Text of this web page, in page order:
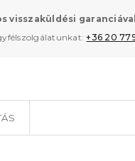
visszaküldési garanciával
+36 20